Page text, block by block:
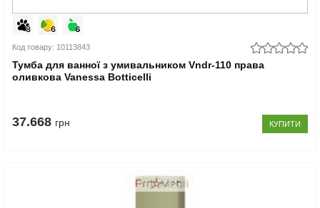
Код товару: 10113843
Тумба для ванної з умивальником Vndr-110 права
оливкова Vanessa Botticelli
37.668 грн КУПИТИ